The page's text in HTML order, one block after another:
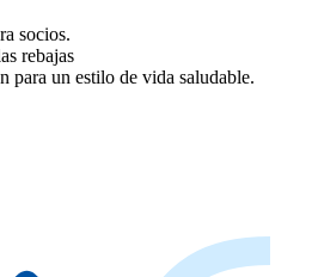
socios.
rebajas
para un estilo de vida saludable.